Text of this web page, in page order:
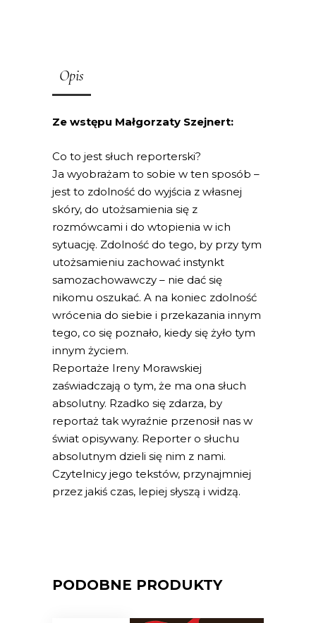
Opis
Ze wstępu Małgorzaty Szejnert:
Co to jest słuch reporterski?
Ja wyobrażam to sobie w ten sposób –
jest to zdolność do wyjścia z własnej
skóry, do utożsamienia się z
rozmówcami i do wtopienia w ich
sytuację. Zdolność do tego, by przy tym
utożsamieniu zachować instynkt
samozachowawczy – nie dać się
nikomu oszukać. A na koniec zdolność
wrócenia do siebie i przekazania innym
tego, co się poznało, kiedy się żyło tym
innym życiem.
Reportaże Ireny Morawskiej
zaświadczają o tym, że ma ona słuch
absolutny. Rzadko się zdarza, by
reportaż tak wyraźnie przenosił nas w
świat opisywany. Reporter o słuchu
absolutnym dzieli się nim z nami.
Czytelnicy jego tekstów, przynajmniej
przez jakiś czas, lepiej słyszą i widzą.
PODOBNE PRODUKTY